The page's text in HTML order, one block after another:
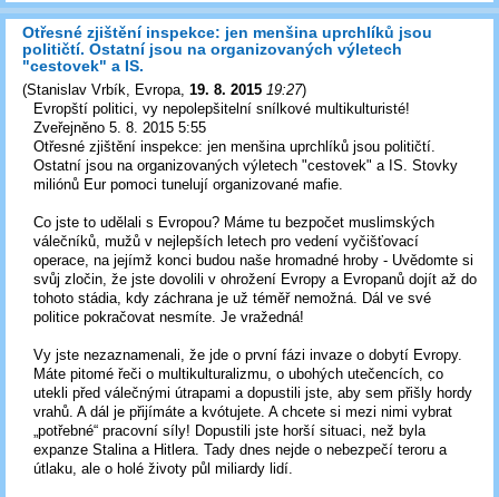
Otřesné zjištění inspekce: jen menšina uprchlíků jsou
političtí. Ostatní jsou na organizovaných výletech
"cestovek" a IS.
(Stanislav Vrbík, Evropa, 19. 8. 2015 19:27)
Evropští politici, vy nepolepšitelní snílkové multikulturisté!
Zveřejněno 5. 8. 2015 5:55
Otřesné zjištění inspekce: jen menšina uprchlíků jsou političtí.
Ostatní jsou na organizovaných výletech "cestovek" a IS. Stovky
miliónů Eur pomoci tunelují organizované mafie.
Co jste to udělali s Evropou? Máme tu bezpočet muslimských
válečníků, mužů v nejlepších letech pro vedení vyčišťovací
operace, na jejímž konci budou naše hromadné hroby - Uvědomte si
svůj zločin, že jste dovolili v ohrožení Evropy a Evropanů dojít až do
tohoto stádia, kdy záchrana je už téměř nemožná. Dál ve své
politice pokračovat nesmíte. Je vražedná!
Vy jste nezaznamenali, že jde o první fázi invaze o dobytí Evropy.
Máte pitomé řeči o multikulturalizmu, o ubohých utečencích, co
utekli před válečnými útrapami a dopustili jste, aby sem přišly hordy
vrahů. A dál je přijímáte a kvótujete. A chcete si mezi nimi vybrat
„potřebné“ pracovní síly! Dopustili jste horší situaci, než byla
expanze Stalina a Hitlera. Tady dnes nejde o nebezpečí teroru a
útlaku, ale o holé životy půl miliardy lidí.